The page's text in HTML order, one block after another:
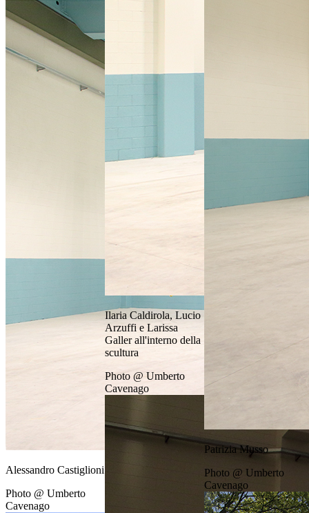
Alessandro Castiglioni
Photo @ Umberto
Cavenago
Ilaria Caldirola, Lucio
Arzuffi e Larissa
Galler all'interno della
scultura
Photo @ Umberto
Cavenago
Patrizia Musso
Photo @ Umberto
Cavenago